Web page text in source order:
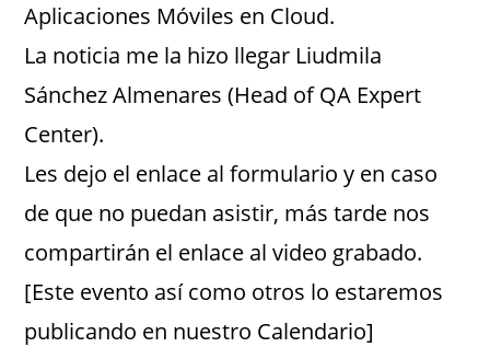
Aplicaciones Móviles en Cloud.
La noticia me la hizo llegar Liudmila
Sánchez Almenares (Head of QA Expert
Center).
Les dejo el enlace al formulario y en caso
de que no puedan asistir, más tarde nos
compartirán el enlace al video grabado.
[Este evento así como otros lo estaremos
publicando en nuestro Calendario]